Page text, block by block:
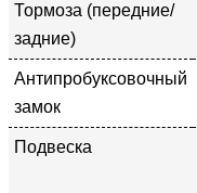
Тормоза (передние/
задние)
Антипробуксовочный
замок
Подвеска